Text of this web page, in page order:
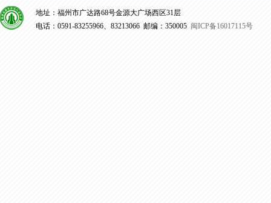
地址：福州市广达路68号金源大广场西区31层
电话：0591-83255966、83213066 邮编：350005 闽ICP备16017115号